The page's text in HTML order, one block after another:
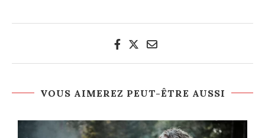
VOUS AIMEREZ PEUT-ÊTRE AUSSI